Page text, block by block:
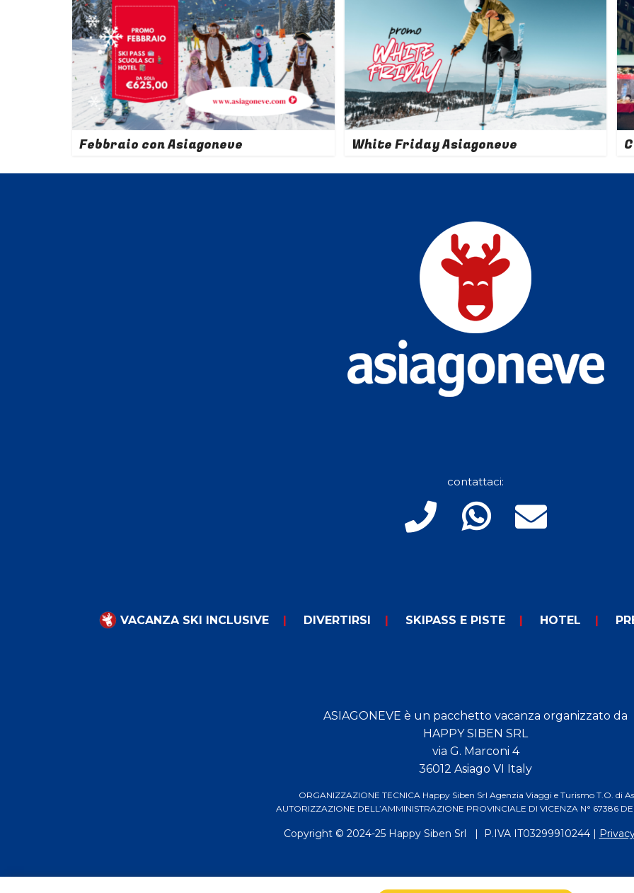
Febbraio con Asiagoneve White Friday Asiagoneve
contattaci:
VACANZA SKI INCLUSIVE DIVERTIRSI SKIPASS E PISTE HOTEL
ASIAGONEVE è un pacchetto vacanza organizzato da
HAPPY SIBEN SRL
via G. Marconi 4
36012 Asiago VI Italy
ORGANIZZAZIONE TECNICA Happy Siben Srl Agenzia Viaggi e Turismo T.O. di
AUTORIZZAZIONE DELL’AMMINISTRAZIONE PROVINCIALE DI VICENZA N° 67386
Copyright © 2024-25 Happy Siben Srl | P.IVA IT03299910244 |